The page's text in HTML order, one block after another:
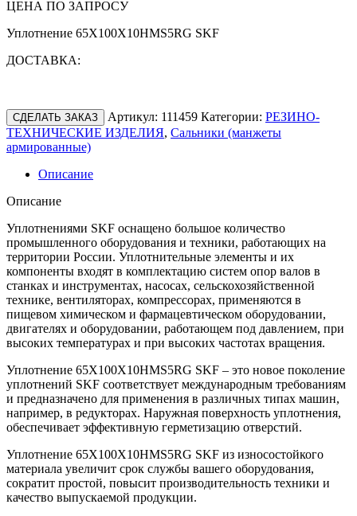
ЦЕНА ПО ЗАПРОСУ
Уплотнение 65X100X10HMS5RG SKF
ДОСТАВКА:
СДЕЛАТЬ ЗАКАЗ Артикул: 111459 Категории: РЕЗИНО-
ТЕХНИЧЕСКИЕ ИЗДЕЛИЯ, Сальники (манжеты
армированные)
Описание
Описание
Уплотнениями SKF оснащено большое количество
промышленного оборудования и техники, работающих на
территории России. Уплотнительные элементы и их
компоненты входят в комплектацию систем опор валов в
станках и инструментах, насосах, сельскохозяйственной
технике, вентиляторах, компрессорах, применяются в
пищевом химическом и фармацевтическом оборудовании,
двигателях и оборудовании, работающем под давлением, при
высоких температурах и при высоких частотах вращения.
Уплотнение 65X100X10HMS5RG SKF – это новое поколение
уплотнений SKF соответствует международным требованиям
и предназначено для применения в различных типах машин,
например, в редукторах. Наружная поверхность уплотнения,
обеспечивает эффективную герметизацию отверстий.
Уплотнение 65X100X10HMS5RG SKF из износостойкого
материала увеличит срок службы вашего оборудования,
сократит простой, повысит производительность техники и
качество выпускаемой продукции.